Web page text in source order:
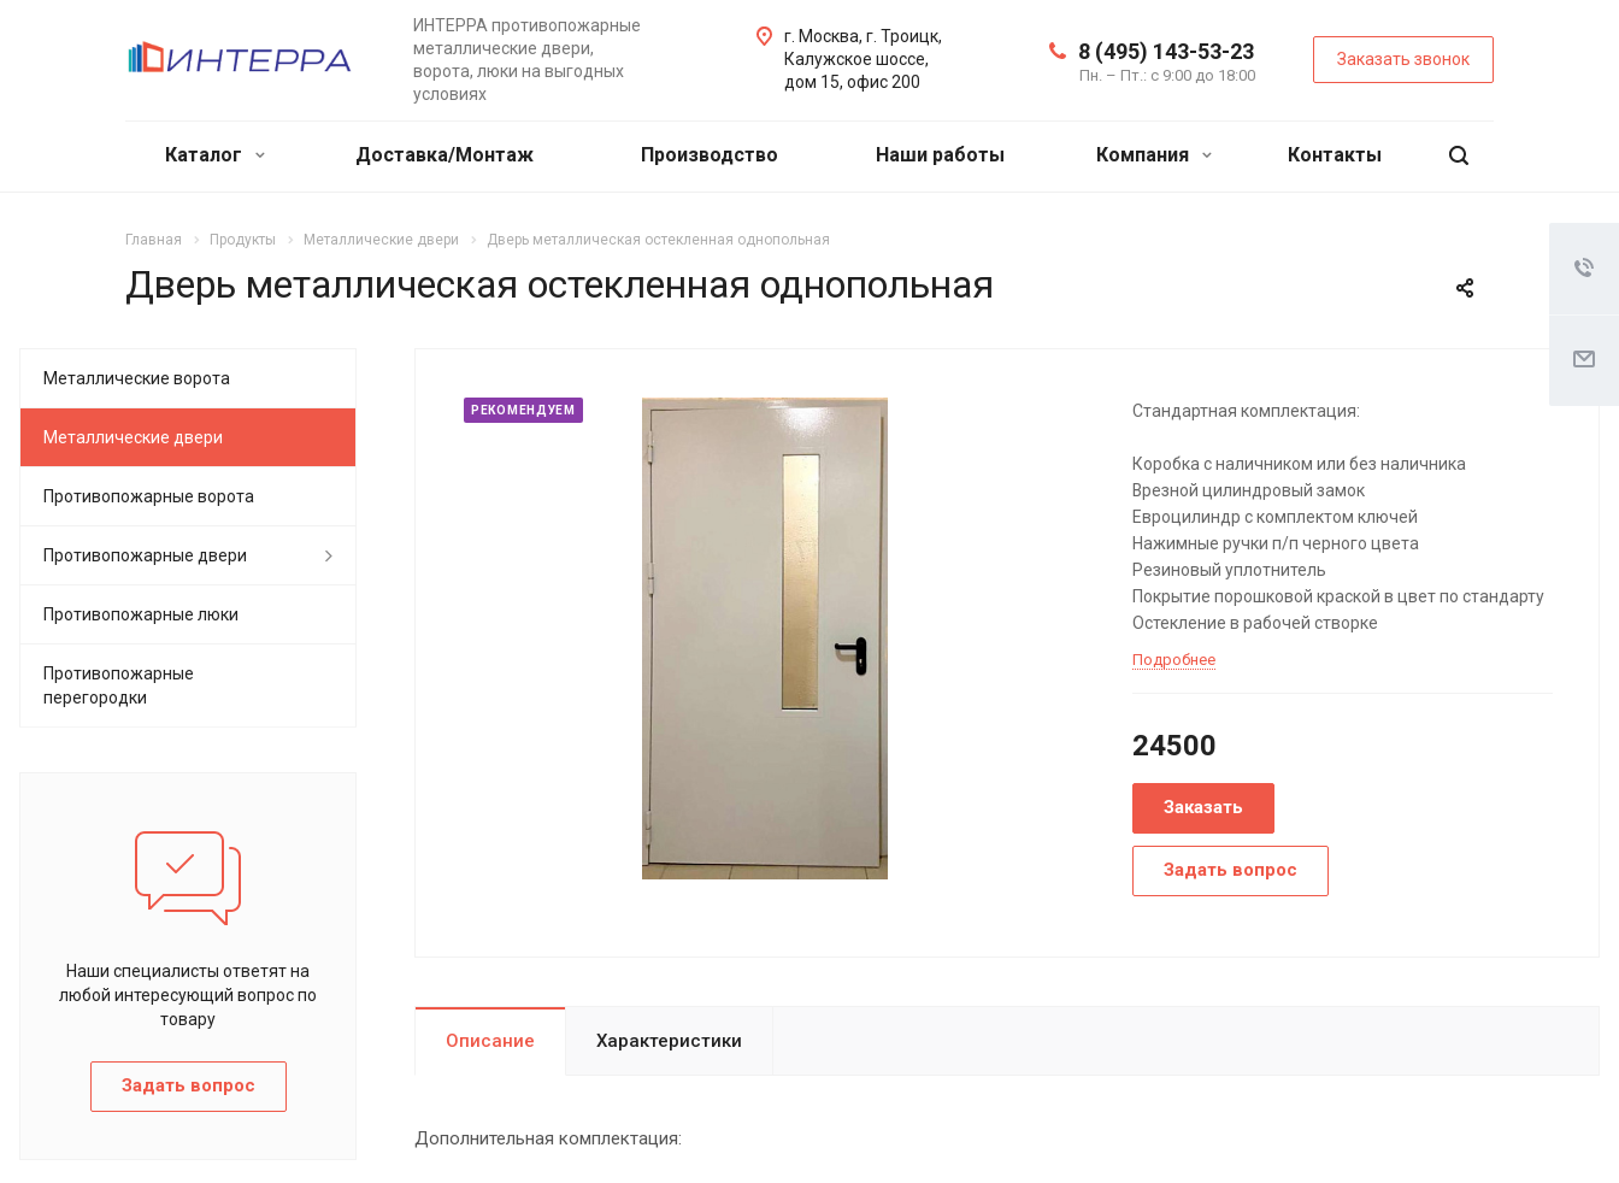
ИНТЕРРА противопожарные
металлические двери,
ворота, люки на выгодных
условиях
8 (495) 143-53-23
Пн. – Пт.: с 9:00 до 18:00
Заказать звонок
г. Москва, г. Троицк,
Калужское шоссе,
дом 15, офис 200
Каталог Доставка/Монтаж Производство Наши работы Компания Контакты
Главная Продукты Металлические двери Дверь металлическая остекленная однопольная
Дверь металлическая остекленная однопольная
РЕКОМЕНДУЕМ Стандартная комплектация:
Коробка с наличником или без наличника
Врезной цилиндровый замок
Евроцилиндр с комплектом ключей
Нажимные ручки п/п черного цвета
Резиновый уплотнитель
Покрытие порошковой краской в цвет по стандарту
Остекление в рабочей створке
Подробнее
24500
Заказать
Задать вопрос
Описание Характеристики
Дополнительная комплектация:
Металлические ворота
Металлические двери
Противопожарные ворота
Противопожарные двери
Противопожарные люки
Противопожарные
перегородки
Наши специалисты ответят на
любой интересующий вопрос по
товару
Задать вопрос